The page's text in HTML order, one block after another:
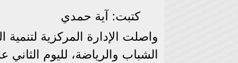
كتبت: آية حمدي
واصلت الإدارة المركزية لتنمية
الشباب والرياضة، لليوم